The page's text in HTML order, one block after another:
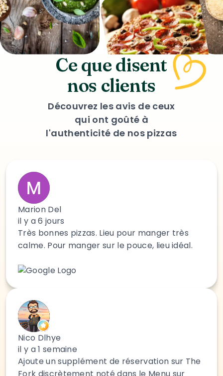
Ce que disent
nos clients
Découvrez les avis de ceux
qui ont goûté à
l'authenticité de nos pizzas
Marion Del
il y a 6 jours
Très bonnes pizzas. Lieu pour manger très
calme. Pour manger sur le pouce, lieu idéal.
Nico Dlhye
il y a 1 semaine
Ajoute un supplément de réservation sur The